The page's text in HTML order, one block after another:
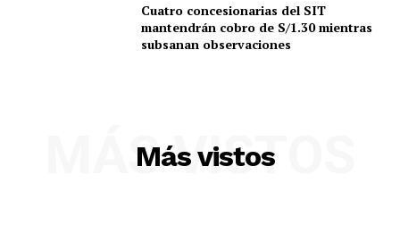
Cuatro concesionarias del SIT
mantendrán cobro de S/1.30 mientras
subsanan observaciones
Más vistos
MÁS VISTOS